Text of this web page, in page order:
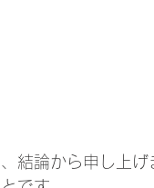
結論から申し上